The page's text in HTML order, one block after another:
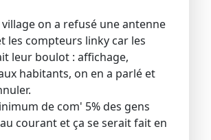
on a refusé une antenne
les compteurs linky car les
leur boulot : affichage,
habitants, on en a parlé et
de com' 5% des gens
courant et ça se serait fait en